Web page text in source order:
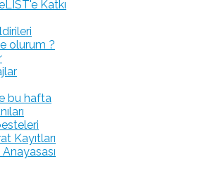
Katkı
olurum ?
bu hafta
Kayıtları